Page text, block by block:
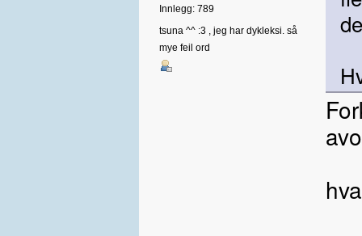
Innlegg: 789
tsuna ^^ :3 , jeg har dykleksi. så
mye feil ord